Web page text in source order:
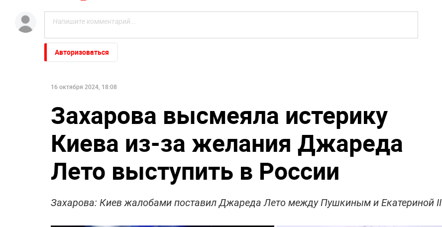
Авторизоваться
16 октября 2024, 18:08
Захарова высмеяла истерику
Киева из-за желания Джареда
Лето выступить в России
Захарова: Киев жалобами поставил Джареда Лето между Пушкиным и Екатериной II